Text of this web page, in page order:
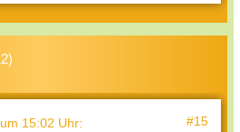
15:02 Uhr: #15